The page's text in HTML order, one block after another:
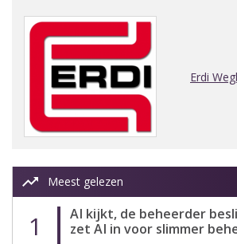
Erdi
trending_up Meest gelezen
1
AI kijkt, de beheerder
zet AI in voor slimmer